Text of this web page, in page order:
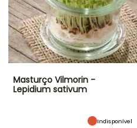
Masturço Vilmorin -
Lepidium sativum
Indisponível